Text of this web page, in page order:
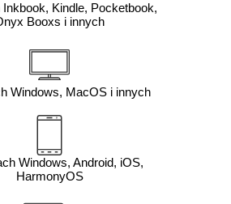
Kindle, Pocketbook,
Booxs i innych
Windows, MacOS i innych
Windows, Android, iOS,
HarmonyOS